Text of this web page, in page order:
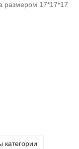
размером 17*17*17
категории